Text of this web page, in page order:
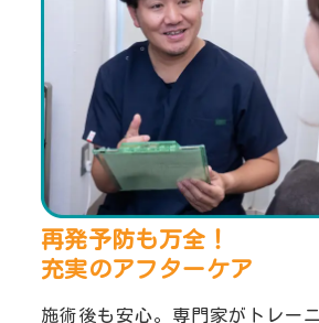
再発予防も万全！
充実のアフターケア
施術後も安心。専門家がトレー